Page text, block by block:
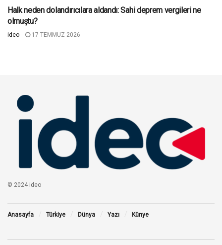
Halk neden dolandırıcılara aldandı: Sahi deprem vergileri ne
olmuştu?
ideo 17 TEMMUZ 2026
© 2024 ideo
Anasayfa Türkiye Dünya Yazı Künye